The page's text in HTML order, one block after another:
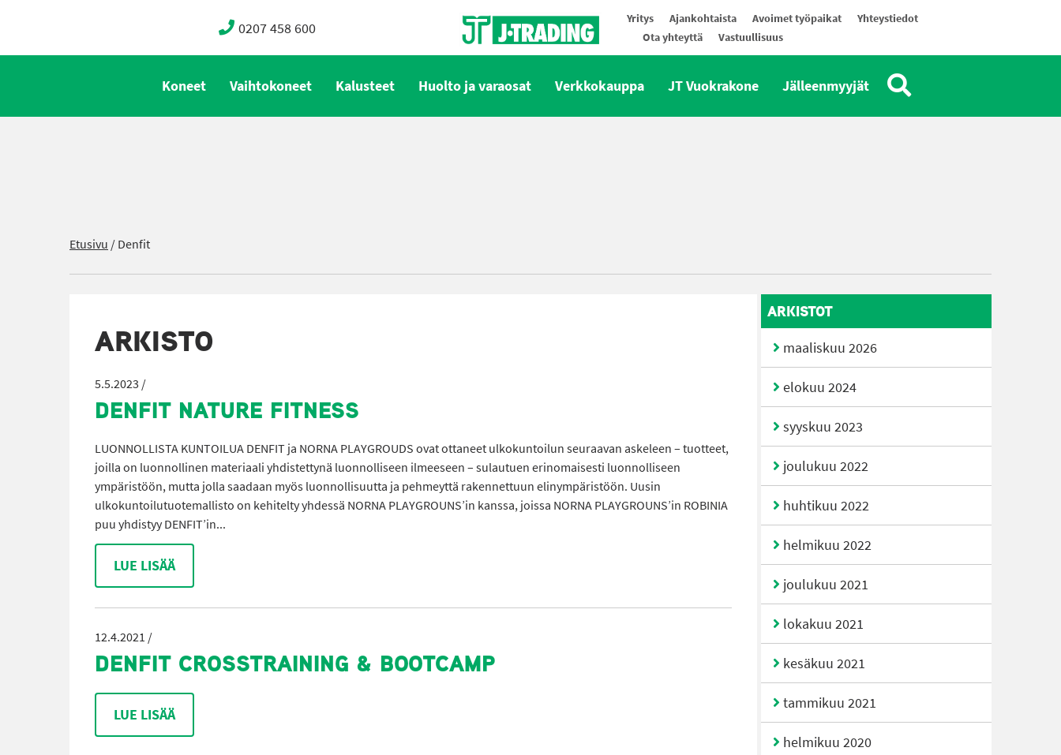
0207 458 600 Yritys Ajankohtaista Avoimet työpaikat
Yhteystiedot
Ota yhteyttä
Vastuullisuus
Koneet Vaihtokoneet Kalusteet Huolto ja varaosat Verkkokauppa JT Vuokrakone Jälleenmyyjät
Etusivu /Denfit
ARKISTO
5.5.2023 /
DENFIT NATURE FITNESS
LUONNOLLISTA KUNTOILUA DENFIT ja NORNA PLAYGROUDS ovat ottaneet ulkokuntoilun seuraavan askeleen – tuotteet,
joilla on luonnollinen materiaali yhdistettynä luonnolliseen ilmeeseen – sulautuen erinomaisesti luonnolliseen
ympäristöön, mutta jolla saadaan myös luonnollisuutta ja pehmeyttä rakennettuun elinympäristöön. Uusin
ulkokuntoilutuotemallisto on kehitelty yhdessä NORNA PLAYGROUNS’in kanssa, joissa NORNA PLAYGROUNS’in ROBINIA
puu yhdistyy DENFIT’in...
LUE LISÄÄ
12.4.2021 /
DENFIT CROSSTRAINING & BOOTCAMP
LUE LISÄÄ
ARKISTOT
maaliskuu 2026
elokuu 2024
syyskuu 2023
joulukuu 2022
huhtikuu 2022
helmikuu 2022
joulukuu 2021
lokakuu 2021
kesäkuu 2021
tammikuu 2021
helmikuu 2020